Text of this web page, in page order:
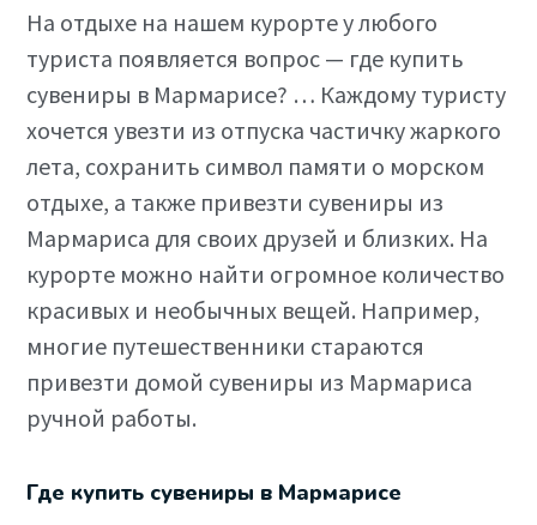
На отдыхе на нашем курорте у любого
туриста появляется вопрос — где купить
сувениры в Мармарисе? … Каждому туристу
хочется увезти из отпуска частичку жаркого
лета, сохранить символ памяти о морском
отдыхе, а также привезти сувениры из
Мармариса для своих друзей и близких. На
курорте можно найти огромное количество
красивых и необычных вещей. Например,
многие путешественники стараются
привезти домой сувениры из Мармариса
ручной работы.
Где купить сувениры в Мармарисе